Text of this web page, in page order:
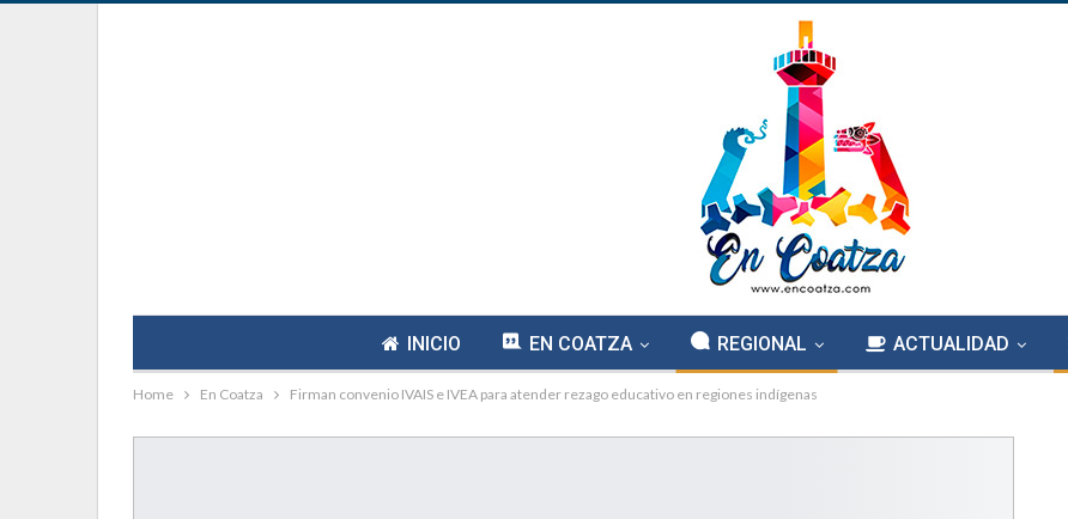
INICIO EN COATZA REGIONAL ACTUALIDAD
Home En Coatza Firman convenio IVAIS e IVEA para atender rezago educativo en regiones indígenas